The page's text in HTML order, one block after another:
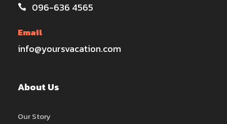
096-636 4565
Email
info@yoursvacation.com
About Us
Our Story